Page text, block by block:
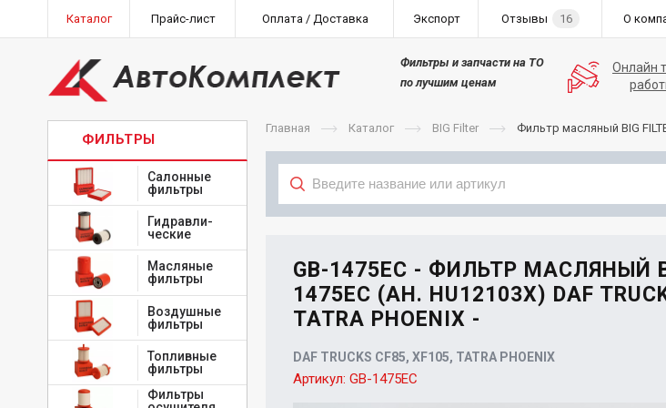
Каталог Прайс-лист Оплата / Доставка Экспорт Отзывы 16 О
Фильтры и запчасти на ТО
по лучшим ценам
Онлайн
ФИЛЬТРЫ
Салонные
фильтры
Гидравли-
ческие
Масляные
фильтры
Воздушные
фильтры
Топливные
фильтры
Фильтры
Главная Каталог BIG Filter Фильтр масляный BIG
GB-1475EC - ФИЛЬТР МАСЛЯНЫЙ
1475EC (АН. HU12103X) DAF
TATRA PHOENIX -
DAF TRUCKS CF85, XF105, TATRA PHOENIX
Артикул: GB-1475EC